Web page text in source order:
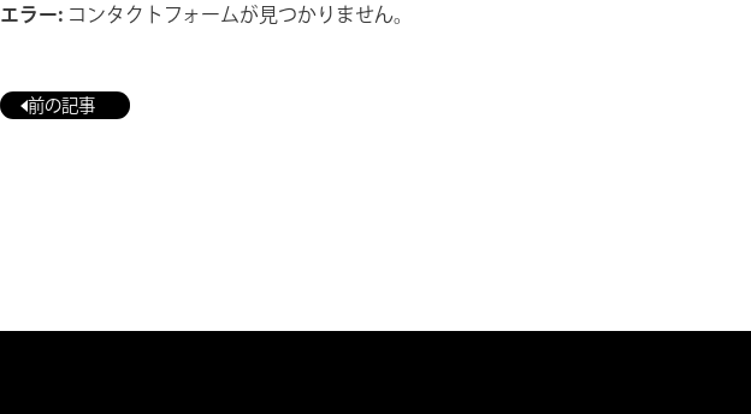
エラー: コンタクトフォームが見つかりません。
前の記事